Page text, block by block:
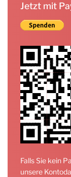
Jetzt mit
Falls Sie kein
unsere